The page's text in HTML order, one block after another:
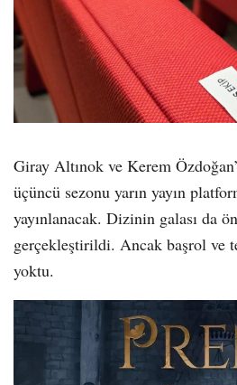
Giray Altınok ve Kerem
üçüncü sezonu yarın yayın
yayınlanacak. Dizinin galası da
gerçekleştirildi. Ancak başrol ve
yoktu.